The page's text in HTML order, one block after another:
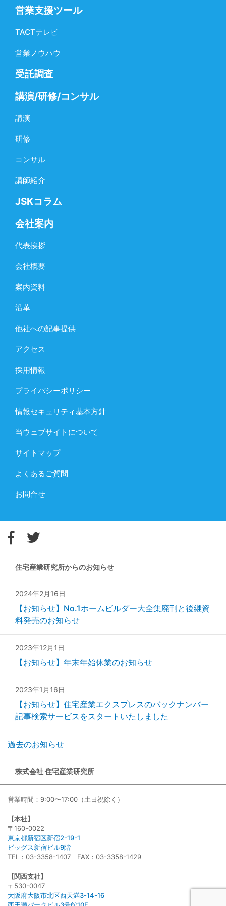
営業支援ツール
TACTテレビ
営業ノウハウ
受託調査
講演/研修/コンサル
講演
研修
コンサル
講師紹介
JSKコラム
会社案内
代表挨拶
会社概要
案内資料
沿革
他社への記事提供
アクセス
採用情報
プライバシーポリシー
情報セキュリティ基本方針
当ウェブサイトについて
サイトマップ
よくあるご質問
お問合せ
住宅産業研究所からのお知らせ
2024年2月16日
【お知らせ】No.1ホームビルダー大全集廃刊と後継資
料発売のお知らせ
2023年12月1日
【お知らせ】年末年始休業のお知らせ
2023年1月16日
【お知らせ】住宅産業エクスプレスのバックナンバー
記事検索サービスをスタートいたしました
過去のお知らせ
株式会社 住宅産業研究所
営業時間：9:00〜17:00（土日祝除く）
【本社】
〒160-0022
東京都新宿区新宿2-19-1
ビッグス新宿ビル9階
TEL：03-3358-1407 FAX：03-3358-1429
【関西支社】
〒530-0047
大阪府大阪市北区西天満3-14-16